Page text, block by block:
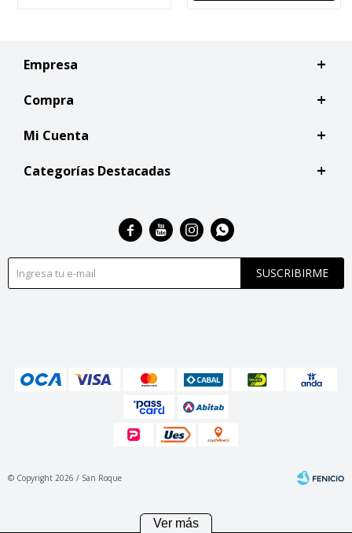
Empresa
Compra
Mi Cuenta
Categorías Destacadas
SUSCRIBIRME
   
© Copyright 2026 / San Roque
Ver más